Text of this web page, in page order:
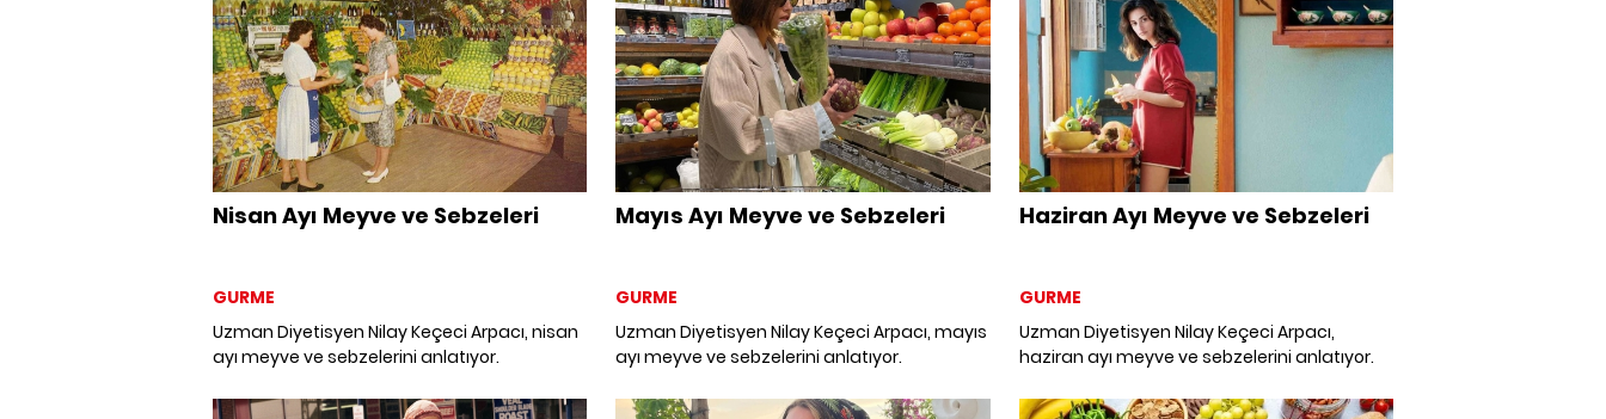
Nisan Ayı Meyve ve Sebzeleri
GURME
Uzman Diyetisyen Nilay Keçeci Arpacı, nisan
ayı meyve ve sebzelerini anlatıyor.
Mayıs Ayı Meyve ve Sebzeleri
GURME
Uzman Diyetisyen Nilay Keçeci Arpacı, mayıs
ayı meyve ve sebzelerini anlatıyor.
Haziran Ayı Meyve ve Sebzeleri
GURME
Uzman Diyetisyen Nilay Keçeci Arpacı,
haziran ayı meyve ve sebzelerini anlatıyor.